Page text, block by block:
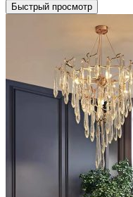
Быстрый просмотр